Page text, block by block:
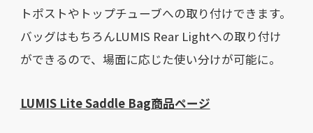
トポストやトップチューブへの取り付けできます。
バッグはもちろんLUMIS Rear Lightへの取り付け
ができるので、場面に応じた使い分けが可能に。
LUMIS Lite Saddle Bag商品ページ